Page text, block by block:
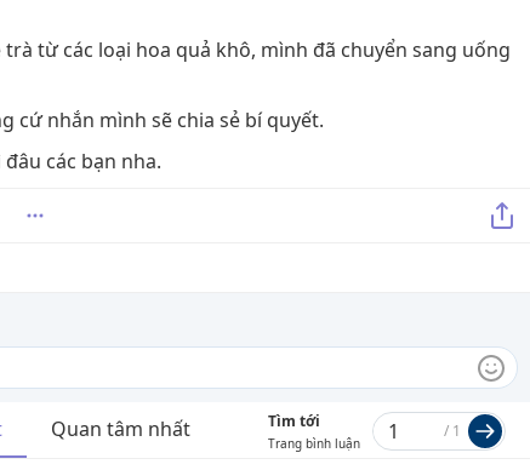
từ các loại hoa quả khô, mình đã chuyển sang uống
cứ nhắn mình sẽ chia sẻ bí quyết.
các bạn nha.
Quan tâm nhất Tìm tới
Trang bình luận
/ 1